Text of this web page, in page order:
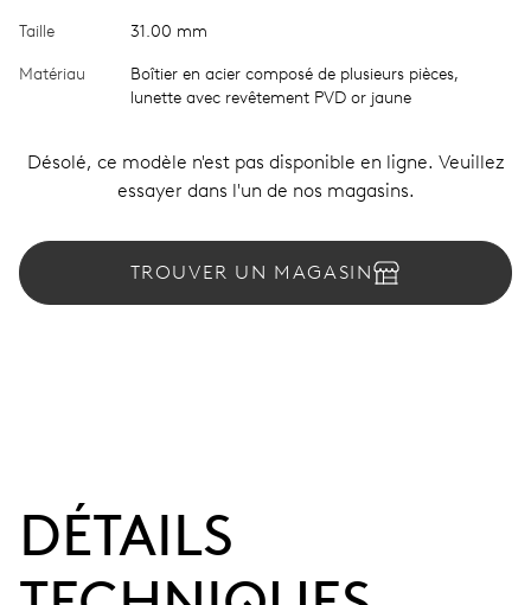
Taille 31.00 mm
Matériau
Boîtier en acier composé de plusieurs pièces,
lunette avec revêtement PVD or jaune
Désolé, ce modèle n'est pas disponible en ligne. Veuillez
essayer dans l'un de nos magasins.
TROUVER UN MAGASIN
DÉTAILS